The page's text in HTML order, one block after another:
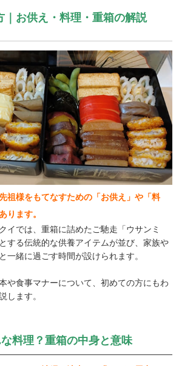
｜お供え・料理・重箱の解説
祖様をもてなすための「お供え」や「料
ります。
イでは、重箱に詰めたご馳走「ウサンミ
する伝統的な供養アイテムが並び、家族や
一緒に過ごす時間が設けられます。
や食事マナーについて、初めての方にもわ
します。
料理？重箱の中身と意味